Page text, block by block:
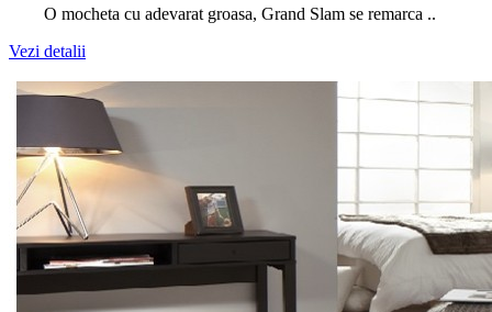
O mocheta cu adevarat groasa, Grand Slam se remarca ..
Vezi detalii